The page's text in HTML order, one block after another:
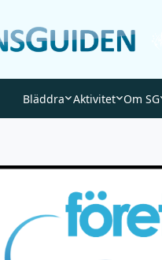
Bläddra Aktivitet Om SG